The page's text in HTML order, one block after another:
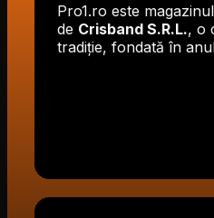
Pro1.ro este
de Crisband S.R.L., o
tradiție, fondată în